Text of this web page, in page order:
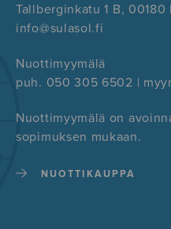
Tallberginkatu 1 B, 00180
info@sulasol.fi
Nuottimyymälä
puh. 050 305 6502 |
Nuottimyymälä on
sopimuksen mukaan.
NUOTTIKAUPPA